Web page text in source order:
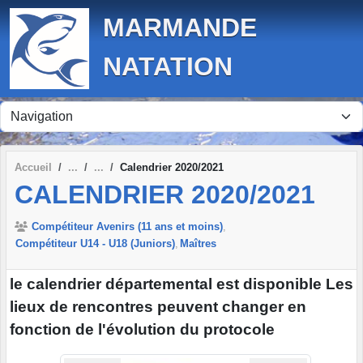
MARMANDE
NATATION
Accueil Calendrier 2020/2021
CALENDRIER 2020/2021
Compétiteur Avenirs (11 ans et moins)
Compétiteur U14 - U18 (Juniors) Maîtres
le calendrier départemental est disponible Les
lieux de rencontres peuvent changer en
fonction de l'évolution du protocole
Panneau de gestion des cookies